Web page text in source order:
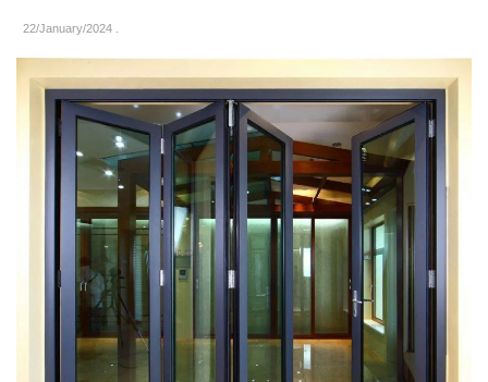
22/January/2024 .